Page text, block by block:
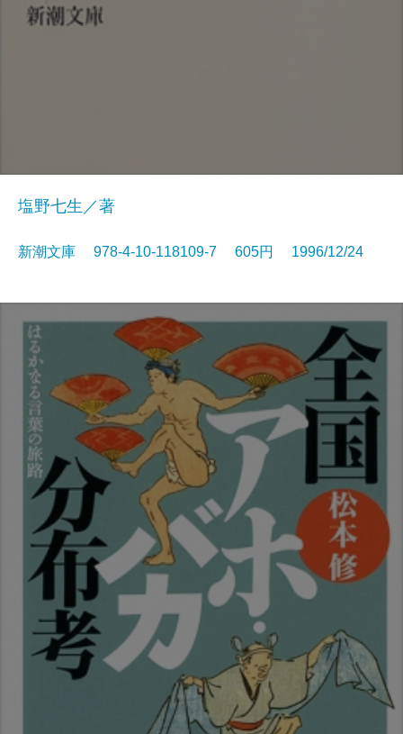
塩野七生／著
新潮文庫 978-4-10-118109-7 605円 1996/12/24